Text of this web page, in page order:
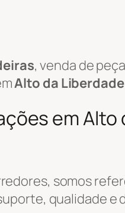
, venda de
Alto da Liberdade
em Alto
somos
qualidade e